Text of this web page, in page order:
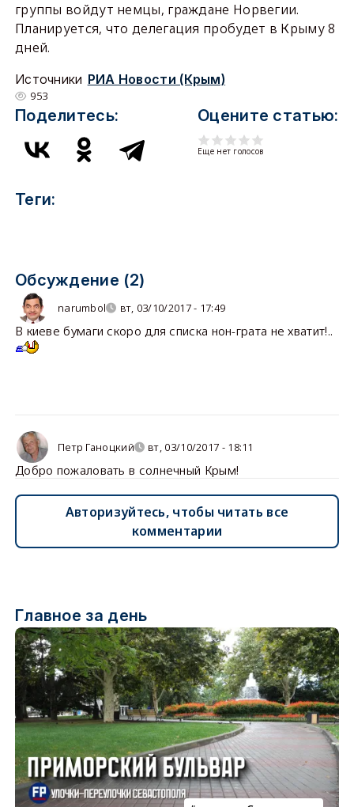
группы войдут немцы, граждане Норвегии.
Планируется, что делегация пробудет в Крыму 8
дней.
Источники РИА Новости (Крым)
953
Поделитесь: Оцените статью:
Еще нет голосов
Теги:
Обсуждение (2)
narumbol вт, 03/10/2017 - 17:49
В киеве бумаги скоро для списка нон-грата не хватит!..
Петр Ганоцкий вт, 03/10/2017 - 18:11
Добро пожаловать в солнечный Крым!
Авторизуйтесь, чтобы читать все
комментарии
Главное за день